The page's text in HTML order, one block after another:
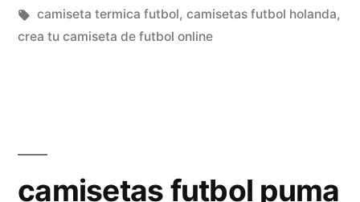
en
Etiquetas:
camiseta termica futbol, camisetas futbol holanda,
crea tu camiseta de futbol online
camisetas futbol puma